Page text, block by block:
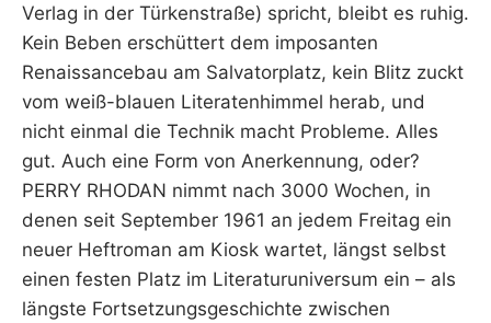
Verlag in der Türkenstraße) spricht, bleibt es ruhig.
Kein Beben erschüttert dem imposanten
Renaissancebau am Salvatorplatz, kein Blitz zuckt
vom weiß-blauen Literatenhimmel herab, und
nicht einmal die Technik macht Probleme. Alles
gut. Auch eine Form von Anerkennung, oder?
PERRY RHODAN nimmt nach 3000 Wochen, in
denen seit September 1961 an jedem Freitag ein
neuer Heftroman am Kiosk wartet, längst selbst
einen festen Platz im Literaturuniversum ein – als
längste Fortsetzungsgeschichte zwischen